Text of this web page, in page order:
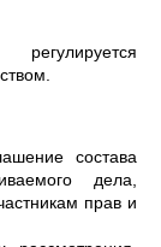
состава
дела,
прав и